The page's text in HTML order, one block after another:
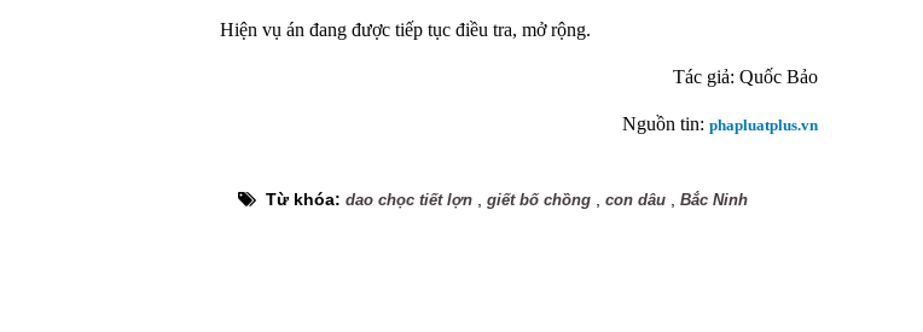
Hiện vụ án đang được tiếp tục điều tra, mở rộng.
Tác giả: Quốc Bảo
Nguồn tin: phapluatplus.vn
Từ khóa: dao chọc tiết lợn giết bố chồng con dâu Bắc Ninh